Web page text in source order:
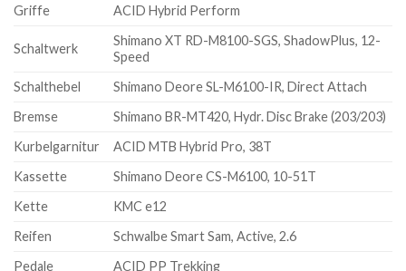
Griffe
ACID Hybrid Perform
Schaltwerk
Shimano XT RD-M8100-SGS, ShadowPlus, 12-
Speed
Schalthebel
Shimano Deore SL-M6100-IR, Direct Attach
Bremse
Shimano BR-MT420, Hydr. Disc Brake (203/203)
Kurbelgarnitur
ACID MTB Hybrid Pro, 38T
Kassette
Shimano Deore CS-M6100, 10-51T
Kette
KMC e12
Reifen
Schwalbe Smart Sam, Active, 2.6
Pedale
ACID PP Trekking